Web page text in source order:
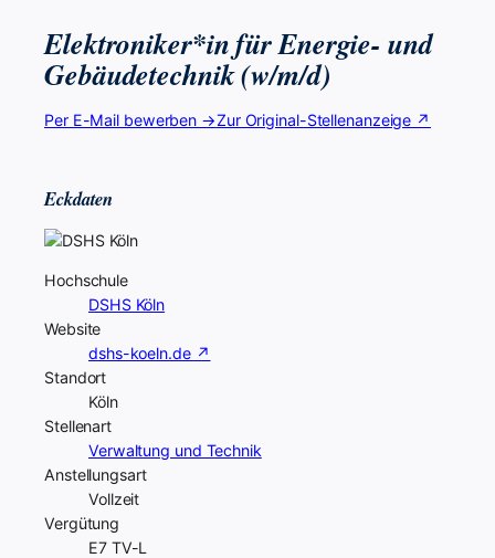
Elektroniker*in für Energie- und
Gebäudetechnik (w/m/d)
Per E-Mail bewerben →Zur Original-Stellenanzeige ↗
Eckdaten
Hochschule
DSHS Köln
Website
dshs-koeln.de ↗
Standort
Köln
Stellenart
Verwaltung und Technik
Anstellungsart
Vollzeit
Vergütung
E7 TV-L